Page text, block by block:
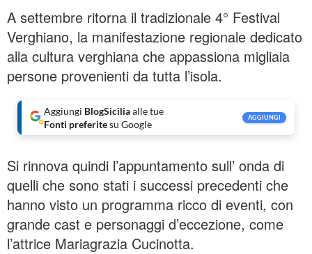
A settembre ritorna il tradizionale 4° Festival
Verghiano, la manifestazione regionale dedicato
alla cultura verghiana che appassiona migliaia
persone provenienti da tutta l’isola.
Aggiungi BlogSiciliaalle tue
Fonti preferitesu Google
AGGIUNGI
Si rinnova quindi l’appuntamento sull’ onda di
quelli che sono stati i successi precedenti che
hanno visto un programma ricco di eventi, con
grande cast e personaggi d’eccezione, come
l’attrice Mariagrazia Cucinotta.